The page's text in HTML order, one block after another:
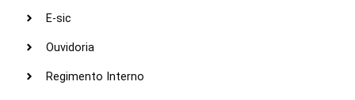
E-sic
Ouvidoria
Regimento Interno